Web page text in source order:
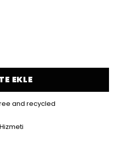
EKLE
and recycled